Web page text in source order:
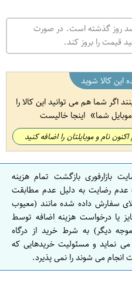
صد روز گذشته است. در صورت
قیمت را بروز کند.
این کالا شوید
اگر شما هم می توانید این کالا را
شما اینجا خالیست
نام و موبایلتان را اضافه کنید
بازارفوری بازگشت تمام هزینه
عدم رضایت به دلیل عدم مطابقت
سفارش داده شده مانند (معیوب
یا درخواست هزینه اضافه توسط
دیگر) به شرط خرید از درگاه
نماید و مسئولیت خریدهایی که
انجام می شوند را نمی پذیرد.